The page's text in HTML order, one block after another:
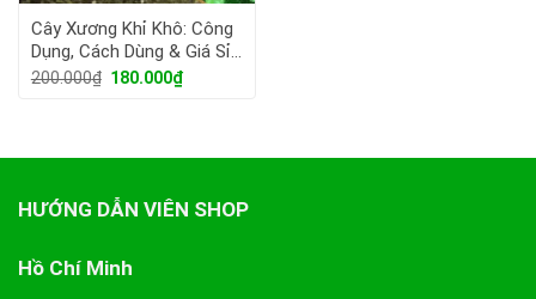
Cây Xương Khỉ Khô: Công
Dụng, Cách Dùng & Giá Sỉ
Tận Gốc 2026
200.000₫ Giá
180.000₫Giá
hiện
HƯỚNG DẪN VIÊN SHOP
Hồ Chí Minh